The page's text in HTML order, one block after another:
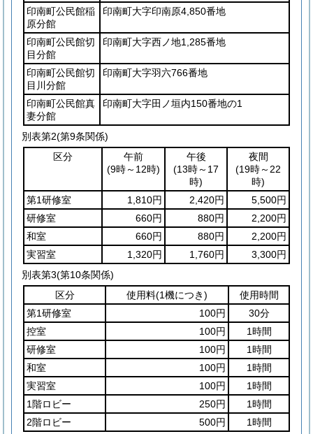
印南町公民館稲
原分館
印南町大字印南原4,850番地
印南町公民館切
目分館
印南町大字西ノ地1,285番地
印南町公民館切
目川分館
印南町大字羽六766番地
印南町公民館真
妻分館
印南町大字田ノ垣内150番地の1
別表第2(第9条関係)
区分
午前
(9時～12時)
午後
(13時～17
時)
夜間
(19時～22
時)
第1研修室
1,810円 2,420円
5,500円
研修室
660円 880円
2,200円
和室
660円 880円
2,200円
実習室
1,320円 1,760円
3,300円
別表第3(第10条関係)
区分
使用料(1機につき)
使用時間
第1研修室
100円
30分
控室
100円
1時間
研修室
100円
1時間
和室
100円
1時間
実習室
100円
1時間
1階ロビー
250円
1時間
2階ロビー
500円 1時間